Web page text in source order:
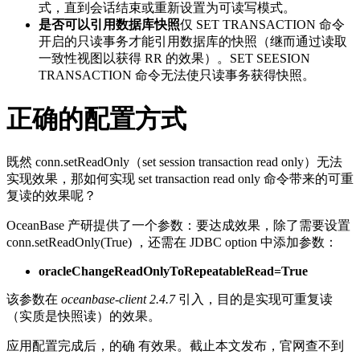
式，直到会话结束或重新设置为可读写模式。
是否可以引用数据库快照仅 SET TRANSACTION 命令
开启的只读事务才能引用数据库的快照（继而通过读取
一致性视图以获得 RR 的效果）。 SET SEESION
TRANSACTION 命令无法使只读事务获得快照。
正确的配置方式
既然 conn.setReadOnly （set session transaction read only）无法
实现效果，那如何实现 set transaction read only 命令带来的可重
复读的效果呢？
OceanBase 产研提供了一个参数：要达成效果，除了需要设置
conn.setReadOnly(True)
，还需在 JDBC option 中添加参数：
oracleChangeReadOnlyToRepeatableRead=True
该参数在 oceanbase-client 2.4.7引入，目的是实现可重复读
（实质是快照读）的效果。
应用配置完成后，的确 有效果。截止本文发布，官网查不到